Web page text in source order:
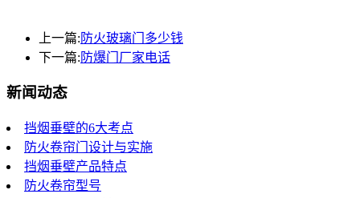
上一篇: 防火玻璃门多少钱
下一篇: 防爆门厂家电话
新闻动态
挡烟垂壁的6大考点
防火卷帘门设计与实施
挡烟垂壁产品特点
防火卷帘型号